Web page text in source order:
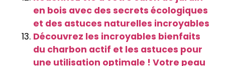
en bois avec des secrets écologiques
et des astuces naturelles incroyables
Découvrez les incroyables bienfaits
du charbon actif et les astuces pour
une utilisation optimale ! Votre peau